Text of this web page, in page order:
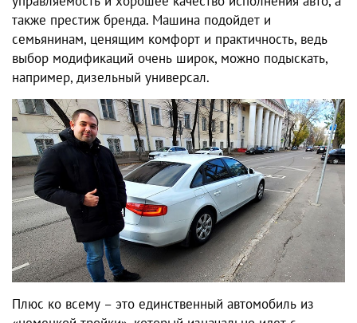
также престиж бренда. Машина подойдет и
семьянинам, ценящим комфорт и практичность, ведь
выбор модификаций очень широк, можно подыскать,
например, дизельный универсал.
Плюс ко всему – это единственный автомобиль из